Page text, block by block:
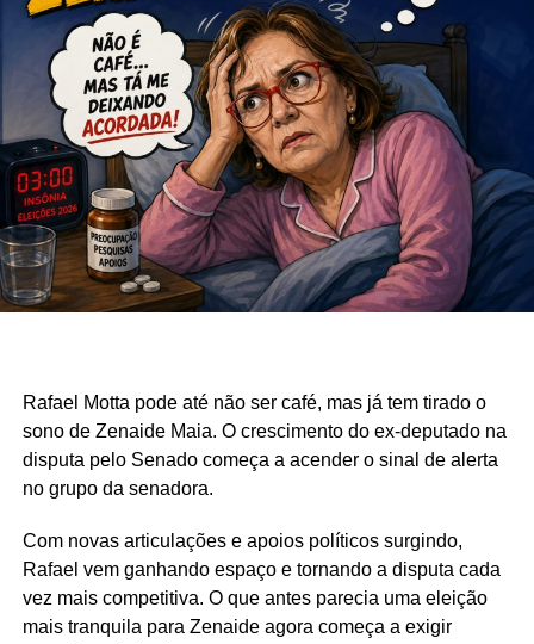
Rafael Motta pode até não ser café, mas já tem tirado o
sono de Zenaide Maia. O crescimento do ex-deputado na
disputa pelo Senado começa a acender o sinal de alerta
no grupo da senadora.
Com novas articulações e apoios políticos surgindo,
Rafael vem ganhando espaço e tornando a disputa cada
vez mais competitiva. O que antes parecia uma eleição
mais tranquila para Zenaide agora começa a exigir